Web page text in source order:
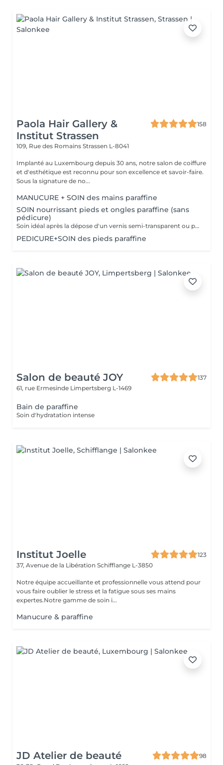
Paola Hair Gallery &
Institut Strassen
158
109, Rue des Romains Strassen L-8041
Implanté au Luxembourg depuis 30 ans, notre salon de coiffure
et d'esthétique est reconnu pour son excellence et savoir-faire.
Sous la signature de no...
MANUCURE + SOIN des mains paraffine
SOIN nourrissant pieds et ongles paraffine (sans
pédicure)
Soin idéal après la dépose d'un vernis semi-transparent ou pour simplement nourrir les pieds et les ongles
PEDICURE+SOIN des pieds paraffine
Salon de beauté JOY
137
61, rue Ermesinde Limpertsberg L-1469
Bain de paraffine
Soin d'hydratation intense
Institut Joelle
123
37, Avenue de la Libération Schifflange L-3850
Notre équipe accueillante et professionnelle vous attend pour
vous faire oublier le stress et la fatigue sous ses mains
expertes.Notre gamme de soin i...
Manucure & paraffine
JD Atelier de beauté
98